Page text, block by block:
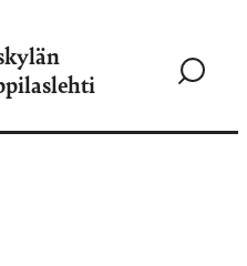
Siirry